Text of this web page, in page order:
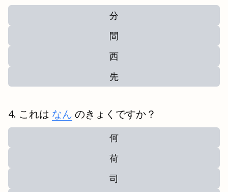
分
間
西
先
これは なん のきょくですか？
何
荷
司